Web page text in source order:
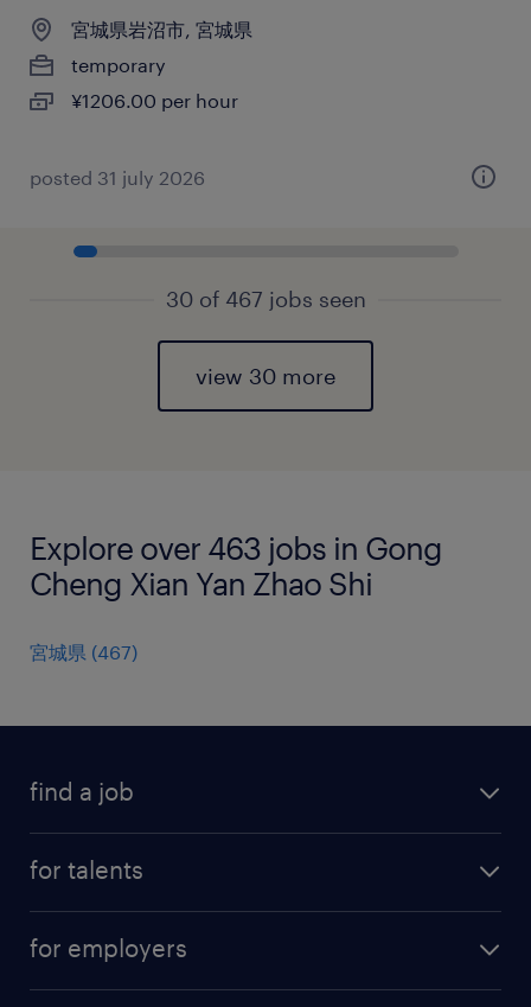
宮城県岩沼市, 宮城県
temporary
¥1206.00 per hour
posted 31 july 2026
30 of 467 jobs seen
view 30 more
Explore over 463 jobs in Gong
Cheng Xian Yan Zhao Shi
宮城県 (467)
find a job
for talents
professional career
for employers